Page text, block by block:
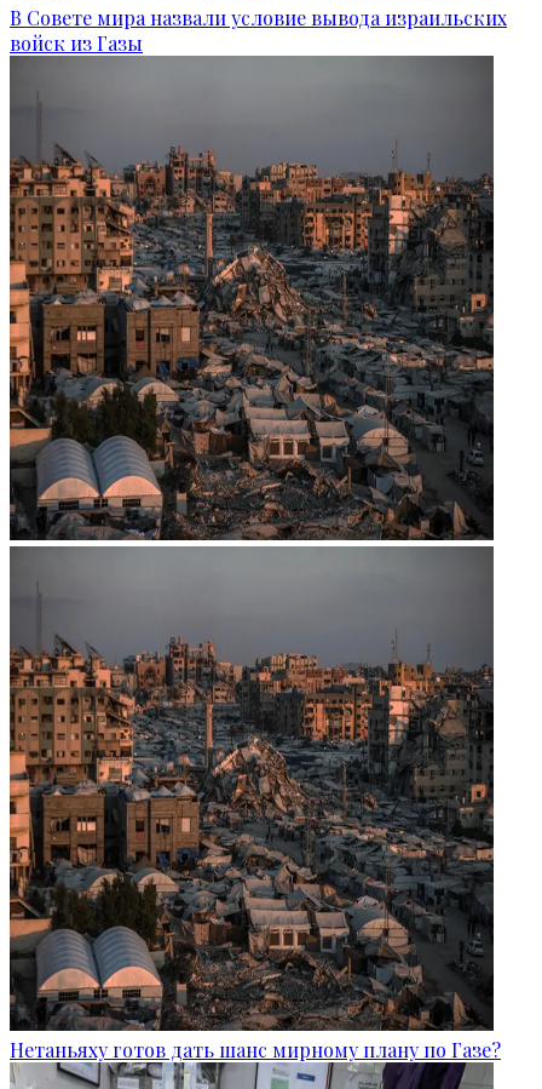
В Совете мира назвали условие вывода израильских
войск из Газы
Нетаньяху готов дать шанс мирному плану по Газе?